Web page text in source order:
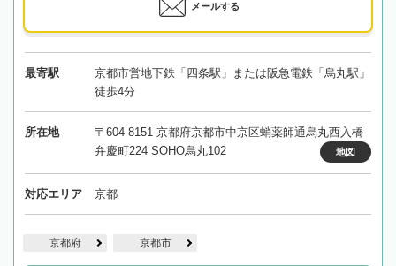
メールする
最寄駅
京都市営地下鉄「四条駅」または阪急電鉄「烏丸駅」
徒歩4分
所在地
〒604-8151 京都府京都市中京区蛸薬師通烏丸西入橋
弁慶町224 SOHO烏丸102
地図
対応エリア 京都
京都府 京都市